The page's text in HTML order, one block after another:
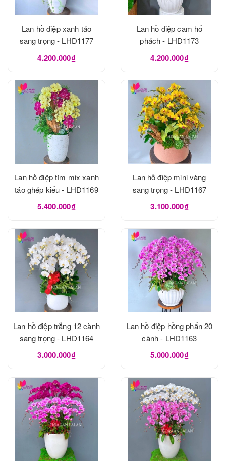
Lan hồ điệp xanh táo
sang trọng - LHD1177
4.200.000₫
Lan hồ điệp cam hổ
phách - LHD1173
4.200.000₫
Lan hồ điệp tím mix xanh
táo ghép kiểu - LHD1169
5.400.000₫
Lan hồ điệp mini vàng
sang trọng - LHD1167
3.100.000₫
Lan hồ điệp trắng 12 cành
sang trọng - LHD1164
3.000.000₫
Lan hồ điệp hồng phấn 20
cành - LHD1163
5.000.000₫